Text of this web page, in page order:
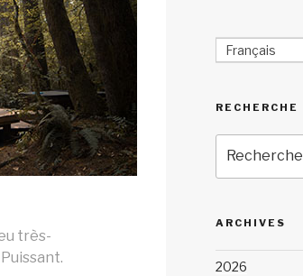
très-
Français
RECHERCHE
pour
:
ARCHIVES
2026